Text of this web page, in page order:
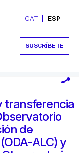
CAT ESP
SUSCRÍBETE
transferencia
de
ALC) y